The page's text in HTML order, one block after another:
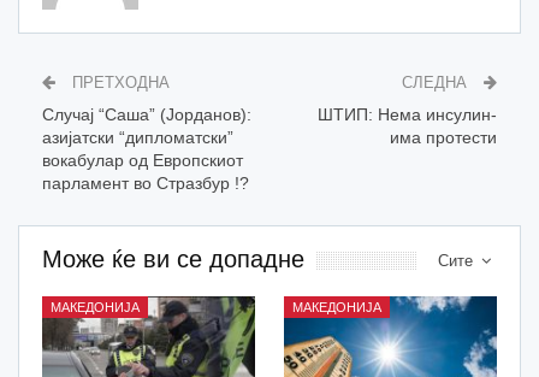
ПРЕТХОДНА
Случај “Саша” (Јорданов):
азијатски “дипломатски”
вокабулар од Европскиот
парламент во Стразбур !?
СЛЕДНА
ШТИП: Нема инсулин-
има протести
Сите
Може ќе ви се допадне
МАКЕДОНИЈА МАКЕДОНИЈА